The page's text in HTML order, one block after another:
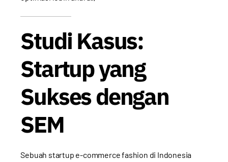
Studi Kasus:
Startup yang
Sukses dengan
SEM
Sebuah startup e-commerce fashion di Indonesia